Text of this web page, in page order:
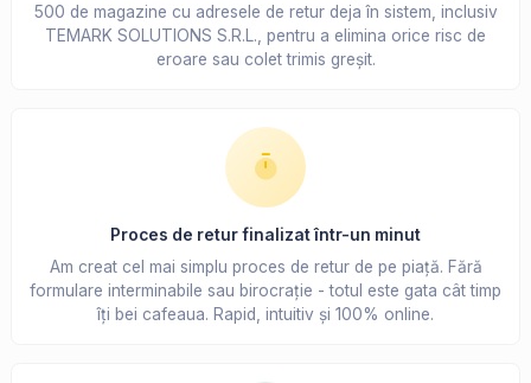
500 de magazine cu adresele de retur deja în sistem, inclusiv
TEMARK SOLUTIONS S.R.L., pentru a elimina orice risc de
eroare sau colet trimis greșit.
Proces de retur finalizat într-un minut
Am creat cel mai simplu proces de retur de pe piață. Fără
formulare interminabile sau birocrație - totul este gata cât timp
îți bei cafeaua. Rapid, intuitiv și 100% online.